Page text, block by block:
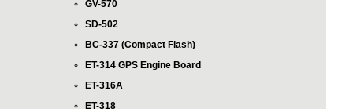
GV-570
SD-502
BC-337 (Compact Flash)
ET-314 GPS Engine Board
ET-316A
ET-318